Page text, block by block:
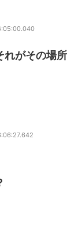
れがその場